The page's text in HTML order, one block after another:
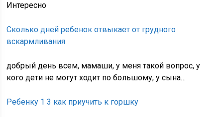
Интересно
Сколько дней ребенок отвыкает от грудного
вскармливания
добрый день всем, мамаши, у меня такой вопрос, у
кого дети не могут ходит по большому, у сына…
Ребенку 1 3 как приучить к горшку